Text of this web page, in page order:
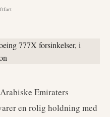
Emiraters
en rolig holdning med